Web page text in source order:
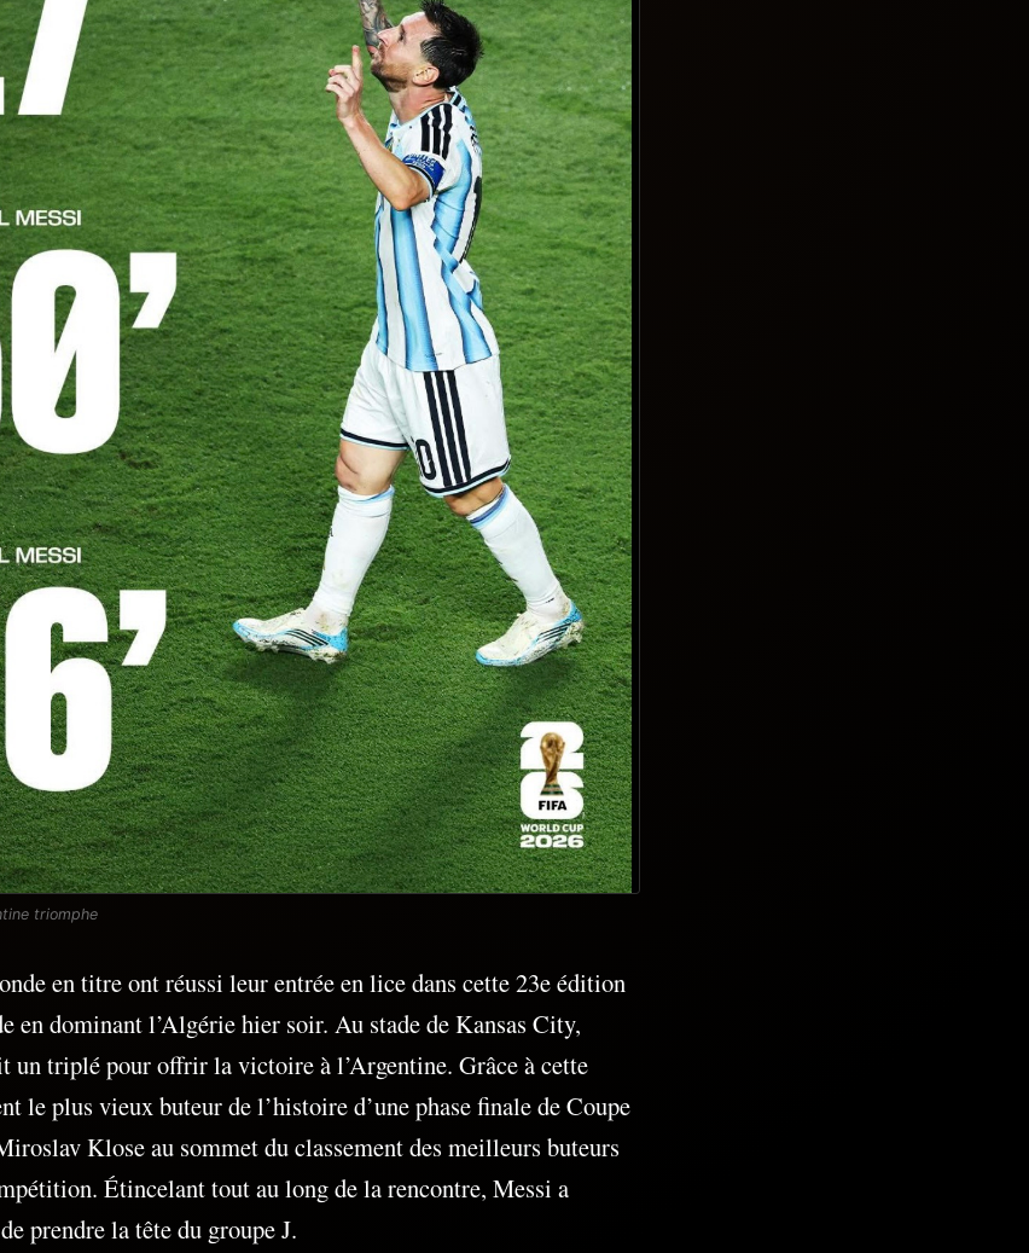
triomphe
en titre ont réussi leur entrée en lice dans cette 23e édition
en dominant l’Algérie hier soir. Au stade de Kansas City,
un triplé pour offrir la victoire à l’Argentine. Grâce à cette
le plus vieux buteur de l’histoire d’une phase finale de Coupe
Klose au sommet du classement des meilleurs buteurs
Étincelant tout au long de la rencontre, Messi a
prendre la tête du groupe J.